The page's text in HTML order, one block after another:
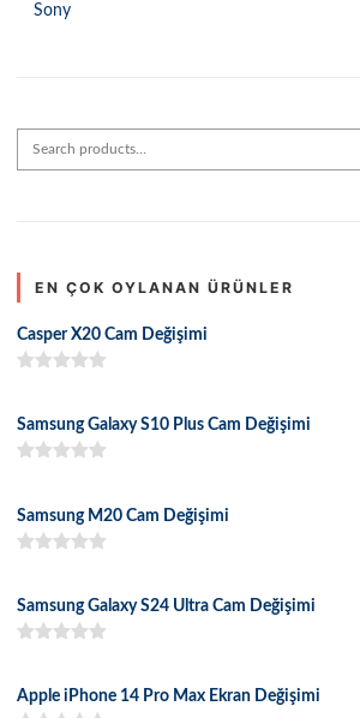
Sony
Search for:
EN ÇOK OYLANAN ÜRÜNLER
Casper X20 Cam Değişimi
Samsung Galaxy S10 Plus Cam Değişimi
Samsung M20 Cam Değişimi
Samsung Galaxy S24 Ultra Cam Değişimi
Apple iPhone 14 Pro Max Ekran Değişimi